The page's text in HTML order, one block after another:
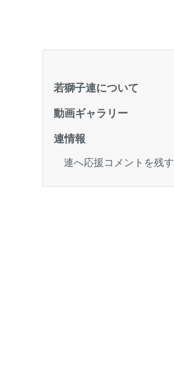
若獅子連について
動画ギャラリー
連情報
連へ応援コメントを残す